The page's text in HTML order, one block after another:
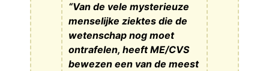
“Van de vele mysterieuze
menselijke ziektes die de
wetenschap nog moet
ontrafelen, heeft ME/CVS
bewezen een van de meest